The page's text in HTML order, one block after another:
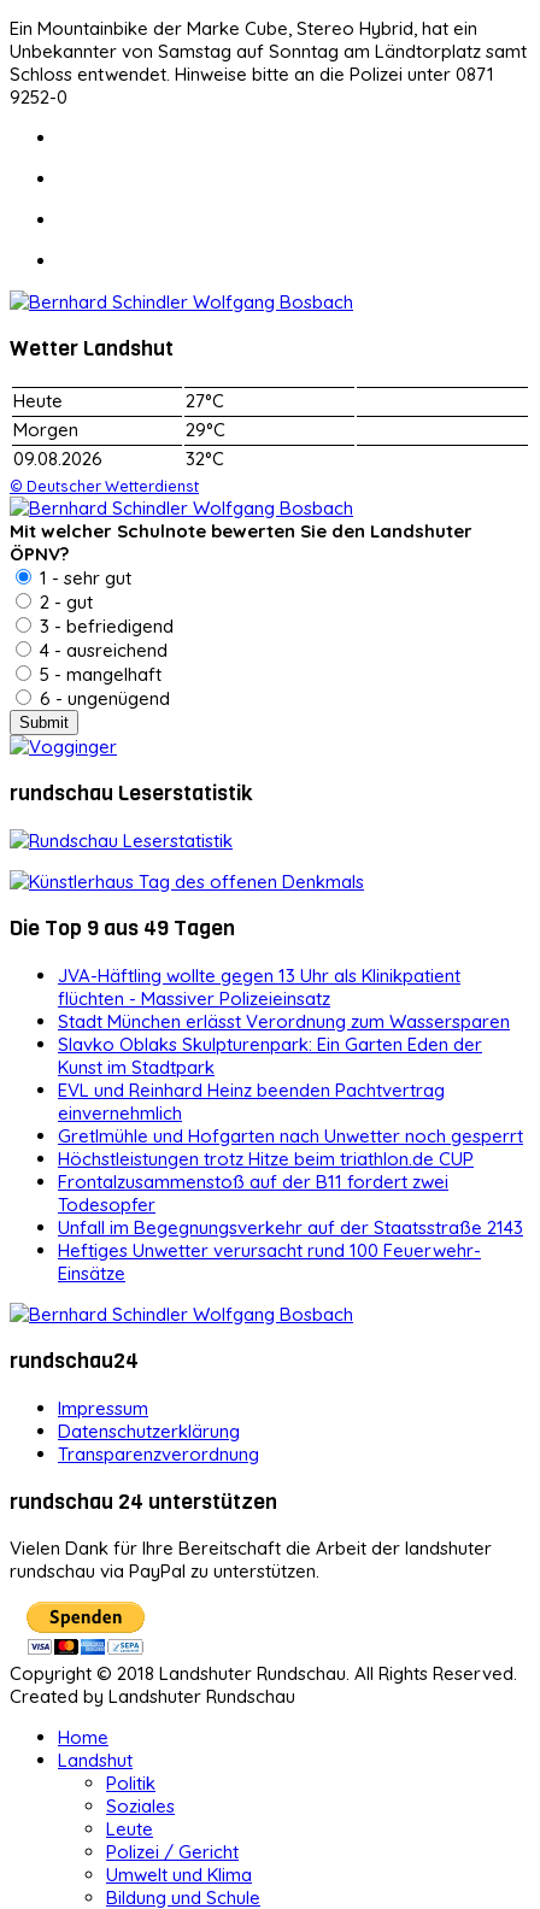
Ein Mountainbike der Marke Cube, Stereo Hybrid, hat ein
Unbekannter von Samstag auf Sonntag am Ländtorplatz samt
Schloss entwendet. Hinweise bitte an die Polizei unter 0871
9252-0
Wetter Landshut
Heute
27°C
Morgen
29°C
09.08.2026
32°C
© Deutscher Wetterdienst
Mit welcher Schulnote bewerten Sie den Landshuter
ÖPNV?
1 - sehr gut
2 - gut
3 - befriedigend
4 - ausreichend
5 - mangelhaft
6 - ungenügend
rundschau Leserstatistik
Die Top 9 aus 49 Tagen
JVA-Häftling wollte gegen 13 Uhr als Klinikpatient
flüchten - Massiver Polizeieinsatz
Stadt München erlässt Verordnung zum Wassersparen
Slavko Oblaks Skulpturenpark: Ein Garten Eden der
Kunst im Stadtpark
EVL und Reinhard Heinz beenden Pachtvertrag
einvernehmlich
Gretlmühle und Hofgarten nach Unwetter noch gesperrt
Höchstleistungen trotz Hitze beim triathlon.de CUP
Frontalzusammenstoß auf der B11 fordert zwei
Todesopfer
Unfall im Begegnungsverkehr auf der Staatsstraße 2143
Heftiges Unwetter verursacht rund 100 Feuerwehr-
Einsätze
rundschau24
Impressum
Datenschutzerklärung
Transparenzverordnung
rundschau 24 unterstützen
Vielen Dank für Ihre Bereitschaft die Arbeit der landshuter
rundschau via PayPal zu unterstützen.
Copyright © 2018 Landshuter Rundschau. All Rights Reserved.
Created by Landshuter Rundschau
Home
Landshut
Politik
Soziales
Leute
Polizei / Gericht
Umwelt und Klima
Bildung und Schule